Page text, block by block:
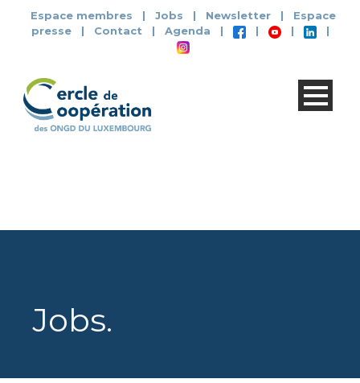
Espace membres | Jobs | Newsletter |
Espace
presse
| Contact | Agenda | | | |
Jobs.